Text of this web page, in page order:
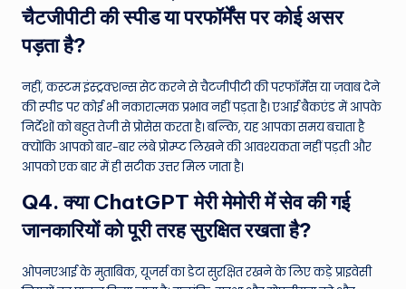
चैटजीपीटी की स्पीड या परफॉर्मेंस पर कोई असर
पड़ता है?
नहीं, कस्टम इंस्ट्रक्शन्स सेट करने से चैटजीपीटी की परफॉर्मेंस या जवाब देने
की स्पीड पर कोई भी नकारात्मक प्रभाव नहीं पड़ता है। एआई बैकएंड में आपके
निर्देशों को बहुत तेजी से प्रोसेस करता है। बल्कि, यह आपका समय बचाता है
क्योंकि आपको बार-बार लंबे प्रोम्प्ट लिखने की आवश्यकता नहीं पड़ती और
आपको एक बार में ही सटीक उत्तर मिल जाता है।
Q4. क्या ChatGPT मेरी मेमोरी में सेव की गई
जानकारियों को पूरी तरह सुरक्षित रखता है?
ओपनएआई के मुताबिक, यूजर्स का डेटा सुरक्षित रखने के लिए कड़े प्राइवेसी